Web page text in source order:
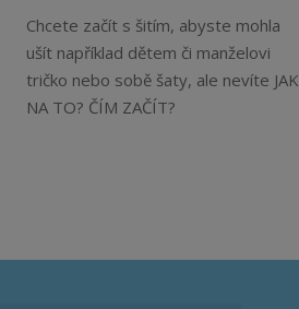
Chcete začít s šitím, abyste mohla
ušít například dětem či manželovi
tričko nebo sobě šaty, ale nevíte JAK
NA TO? ČÍM ZAČÍT?